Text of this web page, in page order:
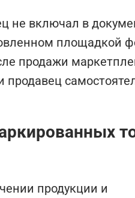
не включал в
площадкой
продажи
продавец
продукции и